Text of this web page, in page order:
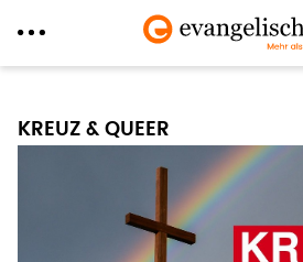
Inhalt
KREUZ & QUEER